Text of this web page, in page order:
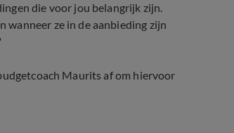
die voor jou belangrijk zijn.
wanneer ze in de aanbieding zijn
Maurits af om hiervoor